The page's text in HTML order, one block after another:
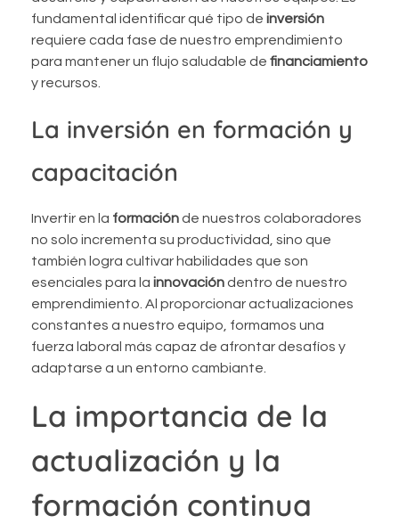
fundamental identificar qué tipo de inversión
requiere cada fase de nuestro emprendimiento
para mantener un flujo saludable de financiamiento
y recursos.
La inversión en formación y
capacitación
Invertir en la formaciónde nuestros colaboradores
no solo incrementa su productividad, sino que
también logra cultivar habilidades que son
esenciales para la innovacióndentro de nuestro
emprendimiento. Al proporcionar actualizaciones
constantes a nuestro equipo, formamos una
fuerza laboral más capaz de afrontar desafíos y
adaptarse a un entorno cambiante.
La importancia de la
actualización y la
formación continua